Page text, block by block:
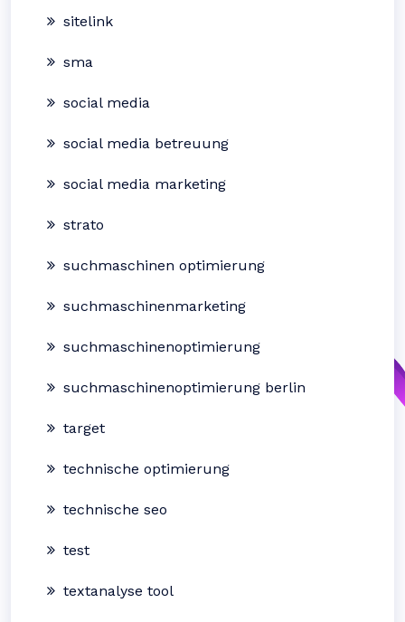
sitelink
sma
social media
social media betreuung
social media marketing
strato
suchmaschinen optimierung
suchmaschinenmarketing
suchmaschinenoptimierung
suchmaschinenoptimierung berlin
target
technische optimierung
technische seo
test
textanalyse tool